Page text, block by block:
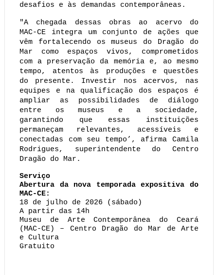
desafios e às demandas contemporâneas.
"A chegada dessas obras ao acervo do
MAC-CE integra um conjunto de ações que
vêm fortalecendo os museus do Dragão do
Mar como espaços vivos, comprometidos
com a preservação da memória e, ao mesmo
tempo, atentos às produções e questões
do presente. Investir nos acervos, nas
equipes e na qualificação dos espaços é
ampliar as possibilidades de diálogo
entre os museus e a sociedade,
garantindo que essas instituições
permaneçam relevantes, acessíveis e
conectadas com seu tempo’, afirma Camila
Rodrigues, superintendente do Centro
Dragão do Mar.
Serviço
Abertura da nova temporada expositiva do
MAC-CE:
18 de julho de 2026 (sábado)
A partir das 14h
Museu de Arte Contemporânea do Ceará
(MAC-CE) – Centro Dragão do Mar de Arte
e Cultura
Gratuito